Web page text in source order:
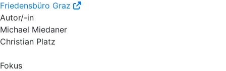
Friedensbüro Graz
Autor/-in
Michael Miedaner
Christian Platz
Fokus